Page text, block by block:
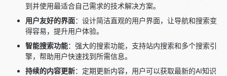
到并使用最适合自己需求的技术解决方案。
用户友好的界面：设计简洁直观的用户界面，让导航和搜索变
得容易，提升用户体验。
智能搜索功能：强大的搜索功能，支持站内搜索和多个搜索引
擎，帮助用户快速找到所需信息。
持续的内容更新：定期更新内容，用户可以获取最新的AI知识